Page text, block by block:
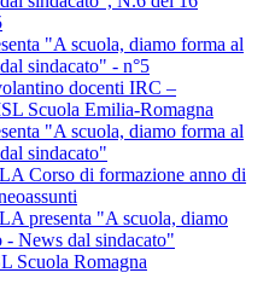
"A scuola, diamo forma al
sindacato" - n°5
docenti IRC –
Scuola Emilia-Romagna
"A scuola, diamo forma al
sindacato"
Corso di formazione anno di
presenta "A scuola, diamo
- News dal sindacato"
Scuola Romagna